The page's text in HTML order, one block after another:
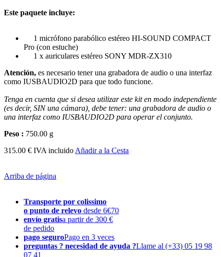
Este paquete incluye:
1 micrófono parabólico estéreo HI-SOUND COMPACT
Pro (con estuche)
1 x auriculares estéreo SONY MDR-ZX310
Atención, es necesario tener una grabadora de audio o una interfaz
como IUSBAUDIO2D para que todo funcione.
Tenga en cuenta que si desea utilizar este kit en modo independiente
(es decir, SIN una cámara), debe tener: una grabadora de audio o
una interfaz como IUSBAUDIO2D para operar el conjunto.
Peso : 750.00 g
315.00 € IVA incluido Añadir a la Cesta
Arriba de página
Transporte por colissimo
o punto de relevo desde 6€70
envío gratisa partir de 300 €
de pedido
pago seguroPago en 3 veces
preguntas ? necesidad de ayuda ?Llame al (+33) 05 19 98
07 41